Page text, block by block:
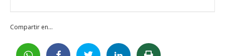
Compartir en...